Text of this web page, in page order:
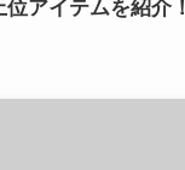
アイテムを紹介！